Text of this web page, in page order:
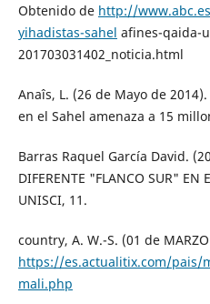
Obtenido de http://
yihadistas-sahel afines-qaida-
201703031402_noticia.html
Anaîs, L. (26 de Mayo de
en el Sahel amenaza a 15
Barras Raquel García David.
DIFERENTE "FLANCO SUR" EN
UNISCI, 11.
country, A. W.-S. (01 de
https://es.actualitix.com/pais/
mali.php